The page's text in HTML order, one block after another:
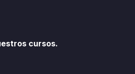
cursos.